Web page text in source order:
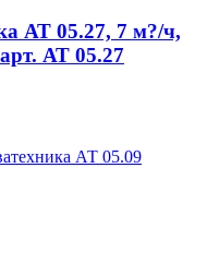
АТ 05.27, 7 м?/ч,
АТ 05.27